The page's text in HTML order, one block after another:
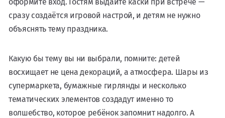
сразу создаётся игровой настрой, и детям не нужно
объяснять тему праздника.
Какую бы тему вы ни выбрали, помните: детей
восхищает не цена декораций, а атмосфера. Шары из
супермаркета, бумажные гирлянды и несколько
тематических элементов создадут именно то
волшебство, которое ребёнок запомнит надолго. А